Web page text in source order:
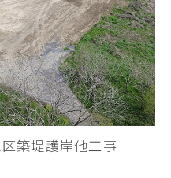
築堤護岸他工事